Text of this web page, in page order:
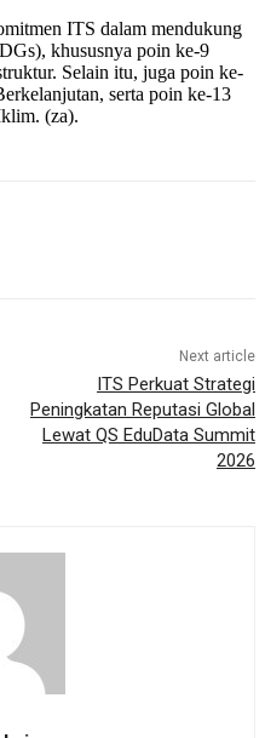
ITS dalam mendukung
khususnya poin ke-9
Selain itu, juga poin ke-
serta poin ke-13
(za).
Next article
ITS Perkuat Strategi
Peningkatan Reputasi Global
Lewat QS EduData Summit
2026